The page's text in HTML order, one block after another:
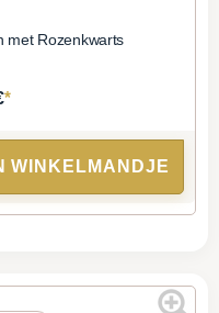
met Rozenkwarts
*
WINKELMANDJE